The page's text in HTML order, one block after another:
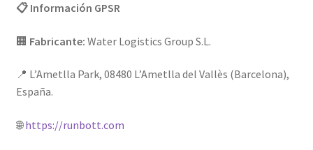
📋 Información GPSR
🏢 Fabricante: Water Logistics Group S.L.
📍 L’Ametlla Park, 08480 L’Ametlla del Vallès (Barcelona),
España.
🌐https://runbott.com